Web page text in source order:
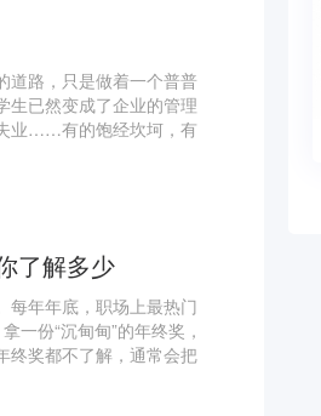
道路，只是做着一个普普
生已然变成了企业的管理
业……有的饱经坎坷，有
了解多少
每年年底，职场上最热门
一份“沉甸甸”的年终奖，
终奖都不了解，通常会把